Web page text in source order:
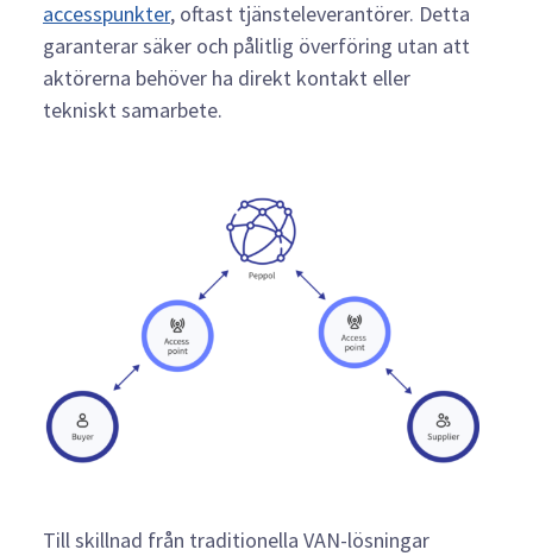
accesspunkter, oftast tjänsteleverantörer. Detta
garanterar säker och pålitlig överföring utan att
aktörerna behöver ha direkt kontakt eller
tekniskt samarbete.
Till skillnad från traditionella VAN-lösningar